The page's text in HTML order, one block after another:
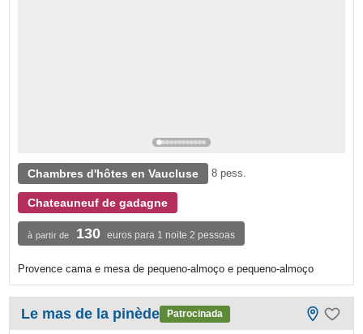
Chambres d'hôtes en Vaucluse 8 pess.
Chateauneuf de gadagne
à partir de 130 euros para 1 noite 2 pessoas
Provence cama e mesa de pequeno-almoço e pequeno-almoço
Le mas de la pinède Patrocinada